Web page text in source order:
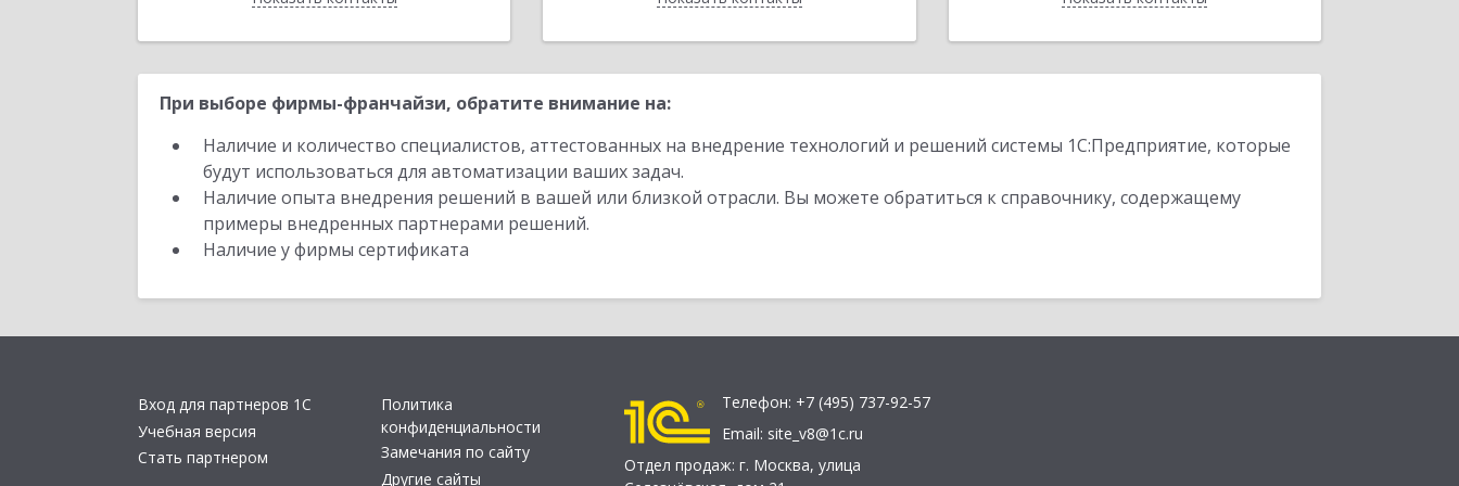
При выборе фирмы-франчайзи, обратите внимание на:
Наличие и количество специалистов, аттестованных на внедрение технологий и решений системы 1С:Предприятие, которые
будут использоваться для автоматизации ваших задач.
Наличие опыта внедрения решений в вашей или близкой отрасли. Вы можете обратиться к справочнику, содержащему
примеры внедренных партнерами решений.
Наличие у фирмы сертификата
Вход для партнеров 1С
Учебная версия
Стать партнером
Политика
конфиденциальности
Замечания по сайту
Другие сайты
Телефон: +7 (495) 737-92-57
Email: site_v8@1c.ru
Отдел продаж: г. Москва, улица